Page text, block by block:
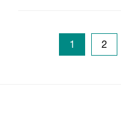
1 2